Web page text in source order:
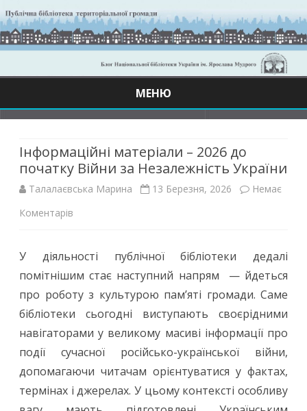
МЕНЮ
Інформаційні матеріали – 2026 до
початку Війни за Незалежність України
Талалаєвська Марина 13 Березня, 2026
Немає
Коментарів
матеріали
до
початку
У діяльності публічної бібліотеки дедалі
помітнішим стає наступний напрям — йдеться
про роботу з культурою пам’яті громади. Саме
бібліотеки сьогодні виступають своєрідними
навігаторами у великому масиві інформації про
події сучасної російсько-української війни,
допомагаючи читачам орієнтуватися у фактах,
термінах і джерелах. У цьому контексті особливу